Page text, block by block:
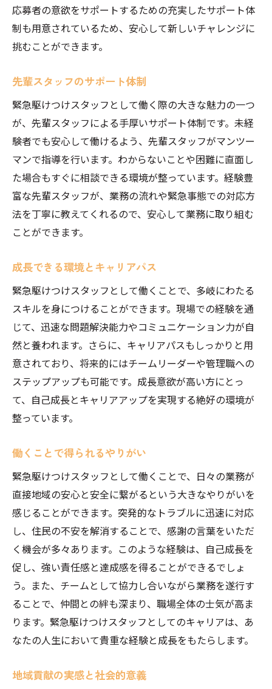
応募者の意欲をサポートするための充実したサポート体
制も用意されているため、安心して新しいチャレンジに
挑むことができます。
先輩スタッフのサポート体制
緊急駆けつけスタッフとして働く際の大きな魅力の一つ
が、先輩スタッフによる手厚いサポート体制です。未経
験者でも安心して働けるよう、先輩スタッフがマンツー
マンで指導を行います。わからないことや困難に直面し
た場合もすぐに相談できる環境が整っています。経験豊
富な先輩スタッフが、業務の流れや緊急事態での対応方
法を丁寧に教えてくれるので、安心して業務に取り組む
ことができます。
成長できる環境とキャリアパス
緊急駆けつけスタッフとして働くことで、多岐にわたる
スキルを身につけることができます。現場での経験を通
じて、迅速な問題解決能力やコミュニケーション力が自
然と養われます。さらに、キャリアパスもしっかりと用
意されており、将来的にはチームリーダーや管理職への
ステップアップも可能です。成長意欲が高い方にとっ
て、自己成長とキャリアアップを実現する絶好の環境が
整っています。
働くことで得られるやりがい
緊急駆けつけスタッフとして働くことで、日々の業務が
直接地域の安心と安全に繋がるという大きなやりがいを
感じることができます。突発的なトラブルに迅速に対応
し、住民の不安を解消することで、感謝の言葉をいただ
く機会が多々あります。このような経験は、自己成長を
促し、強い責任感と達成感を得ることができるでしょ
う。また、チームとして協力し合いながら業務を遂行す
ることで、仲間との絆も深まり、職場全体の士気が高ま
ります。緊急駆けつけスタッフとしてのキャリアは、あ
なたの人生において貴重な経験と成長をもたらします。
地域貢献の実感と社会的意義